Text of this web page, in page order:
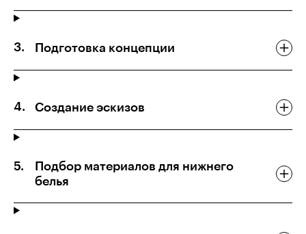
Подготовка концепции
Создание эскизов
Подбор материалов для нижнего
белья